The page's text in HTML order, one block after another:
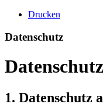
Drucken
Datenschutz
1. Datenschutz